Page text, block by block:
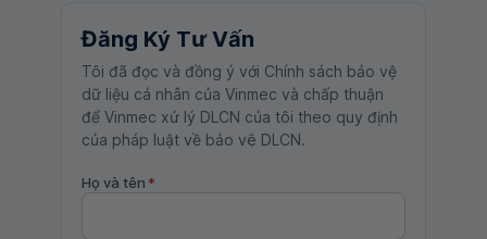
Đăng Ký Tư Vấn
Tôi đã đọc và đồng ý với Chính sách bảo vệ
dữ liệu cá nhân của Vinmec và chấp thuận
để Vinmec xử lý DLCN của tôi theo quy định
của pháp luật về bảo vệ DLCN.
Họ và tên *